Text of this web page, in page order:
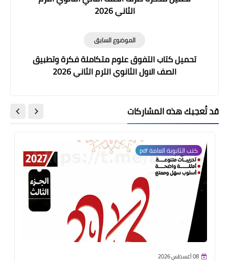
الثاني 2026
الموضوع السابق
تحميل كتاب التفوق علوم متكاملة فكرة وتطبيق
الصف الاول الثانوي الترم الثاني 2026
قد تُعجبك هذه المشاركات
كتب الثانوية العامة pdf
08 أغسطس 2026